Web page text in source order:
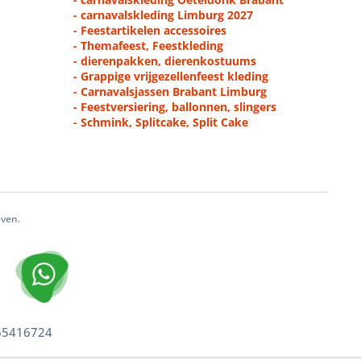
- carnavalskleding Limburg 2027
- Feestartikelen accessoires
- Themafeest, Feestkleding
- dierenpakken, dierenkostuums
- Grappige vrijgezellenfeest kleding
- Carnavalsjassen Brabant Limburg
- Feestversiering, ballonnen, slingers
- Schmink, Splitcake, Split Cake